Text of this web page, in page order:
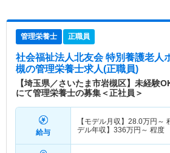
管理栄養士 正職員
社会福祉法人北友会 特別養護老人
槻の管理栄養士求人(正職員)
【埼玉県／さいたま市岩槻区】未経験
にて管理栄養士の募集＜正社員＞
給与
【モデル月収】 28.0万円～
デル年収】 336万円～ 程度